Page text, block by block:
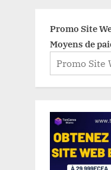
Promo Site
Moyens de